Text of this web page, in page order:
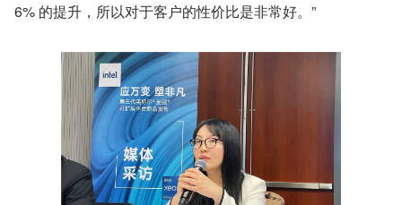
6% 的提升，所以对于客户的性价比是非常好。”